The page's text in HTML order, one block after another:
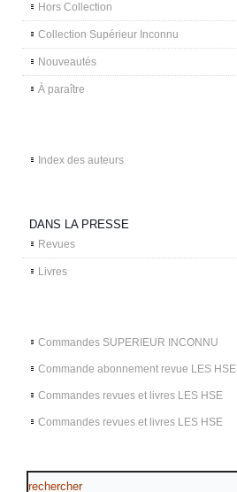
Hors Collection
Collection Supérieur Inconnu
Nouveautés
À paraître
Index des auteurs
DANS LA PRESSE
Revues
Livres
Commandes SUPERIEUR INCONNU
Commande abonnement revue LES HSE
Commandes revues et livres LES HSE
Commandes revues et livres LES HSE